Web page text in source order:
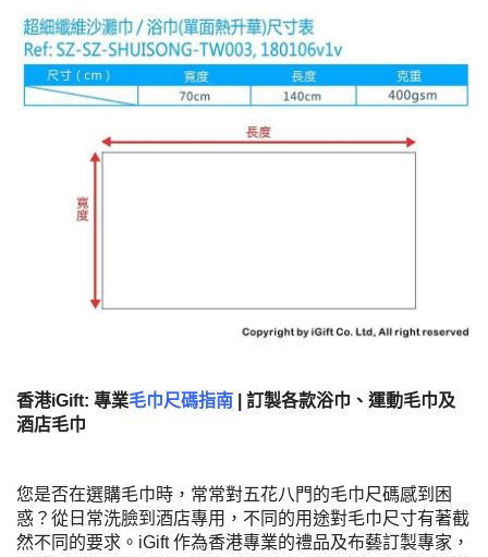
香港iGift: 專業毛巾尺碼指南 | 訂製各款浴巾、運動毛巾及
酒店毛巾
您是否在選購毛巾時，常常對五花八門的毛巾尺碼感到困
惑？從日常洗臉到酒店專用，不同的用途對毛巾尺寸有著截
然不同的要求。iGift 作為香港專業的禮品及布藝訂製專家，